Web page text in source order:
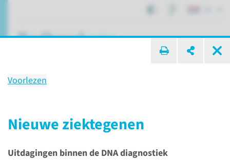
Voorlezen
Nieuwe ziektegenen
Uitdagingen binnen de DNA diagnostiek
Erfelijke metabole ziekten
informatie voor researchers